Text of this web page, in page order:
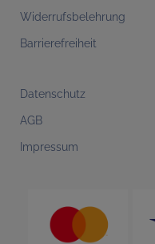
Widerrufsbelehrung
Barrierefreiheit
Datenschutz
AGB
Impressum